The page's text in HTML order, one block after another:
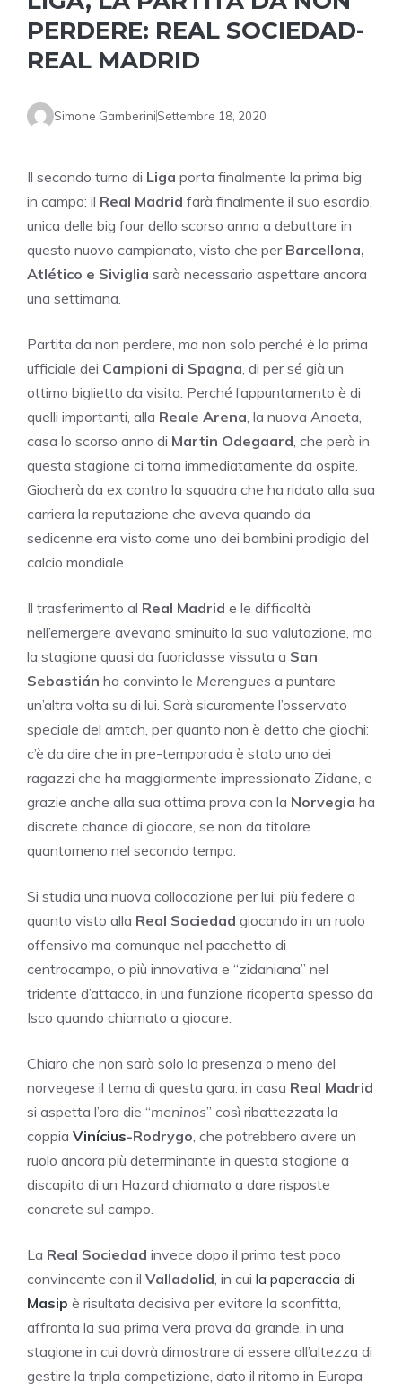
PERDERE: REAL SOCIEDAD-
REAL MADRID
Simone GamberiniSettembre 18, 2020
Il secondo turno di Liga porta finalmente la prima big
in campo: il Real Madrid farà finalmente il suo esordio,
unica delle big four dello scorso anno a debuttare in
questo nuovo campionato, visto che per Barcellona,
Atlético e Siviglia sarà necessario aspettare ancora
una settimana.
Partita da non perdere, ma non solo perché è la prima
ufficiale dei Campioni di Spagna, di per sé già un
ottimo biglietto da visita. Perché l’appuntamento è di
quelli importanti, alla Reale Arena, la nuova Anoeta,
casa lo scorso anno di Martin Odegaard, che però in
questa stagione ci torna immediatamente da ospite.
Giocherà da ex contro la squadra che ha ridato alla sua
carriera la reputazione che aveva quando da
sedicenne era visto come uno dei bambini prodigio del
calcio mondiale.
Il trasferimento al Real Madrid e le difficoltà
nell’emergere avevano sminuito la sua valutazione, ma
la stagione quasi da fuoriclasse vissuta a San
Sebastián ha convinto le Merengues a puntare
un’altra volta su di lui. Sarà sicuramente l’osservato
speciale del amtch, per quanto non è detto che giochi:
c’è da dire che in pre-temporada è stato uno dei
ragazzi che ha maggiormente impressionato Zidane, e
grazie anche alla sua ottima prova con la Norvegia ha
discrete chance di giocare, se non da titolare
quantomeno nel secondo tempo.
Si studia una nuova collocazione per lui: più federe a
quanto visto alla Real Sociedad giocando in un ruolo
offensivo ma comunque nel pacchetto di
centrocampo, o più innovativa e “zidaniana” nel
tridente d’attacco, in una funzione ricoperta spesso da
Isco quando chiamato a giocare.
Chiaro che non sarà solo la presenza o meno del
norvegese il tema di questa gara: in casa Real Madrid
si aspetta l’ora die “meninos” così ribattezzata la
coppia Vinícius-Rodrygo, che potrebbero avere un
ruolo ancora più determinante in questa stagione a
discapito di un Hazard chiamato a dare risposte
concrete sul campo.
La Real Sociedad invece dopo il primo test poco
convincente con il Valladolid, in cui la paperaccia di
Masip è risultata decisiva per evitare la sconfitta,
affronta la sua prima vera prova da grande, in una
stagione in cui dovrà dimostrare di essere all’altezza di
gestire la tripla competizione, dato il ritorno in Europa